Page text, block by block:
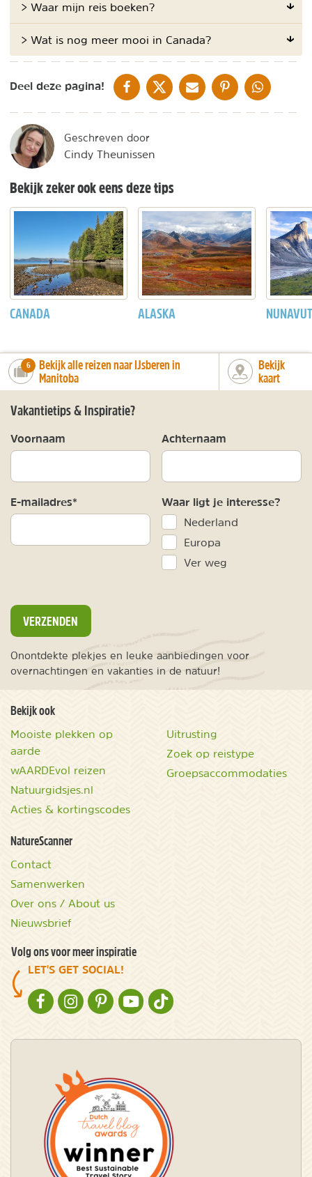
> Waar mijn reis boeken?
> Wat is nog meer mooi in Canada?
Deel deze pagina! DELEN OP FACEBOOK
DELEN OP XDELEN VIA DE MAIL
DELEN OP PINTEREST
DELEN OP
Geschreven door
Cindy Theunissen
Bekijk zeker ook eens deze tips
CANADA ALASKA
number_of_trips:
6
Bekijk alle reizen naar IJsberen in
Manitoba
Bekijk
kaart
Vakantietips & Inspiratie?
Voornaam Achternaam
E-mailadres* Waar ligt je interesse?
Nederland
Europa
Ver weg
VERZENDEN
Onontdekte plekjes en leuke aanbiedingen voor
overnachtingen en vakanties in de natuur!
Bekijk ook
Mooiste plekken op
aarde
wAARDEvol reizen
Natuurgidsjes.nl
Acties & kortingscodes
Uitrusting
Zoek op reistype
Groepsaccommodaties
NatureScanner
Contact
Samenwerken
Over ons / About us
Nieuwsbrief
Volg ons voor meer inspiratie
LET'S GET SOCIAL!
NATURESCANNER OP FACEBOOK
NATURESCANNER OP INSTAGRAM
NATURESCANNER OP PINTEREST
NATURESCANNER OP YOUTUBE
NATURESCANNER OP TIKTOK